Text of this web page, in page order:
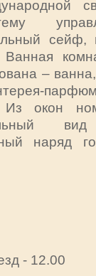
сейф,
–
Из окон
наряд
- 12.00